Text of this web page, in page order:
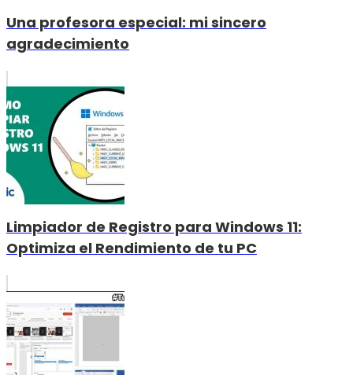
Una profesora especial: mi sincero
agradecimiento
Limpiador de Registro para Windows 11:
Optimiza el Rendimiento de tu PC